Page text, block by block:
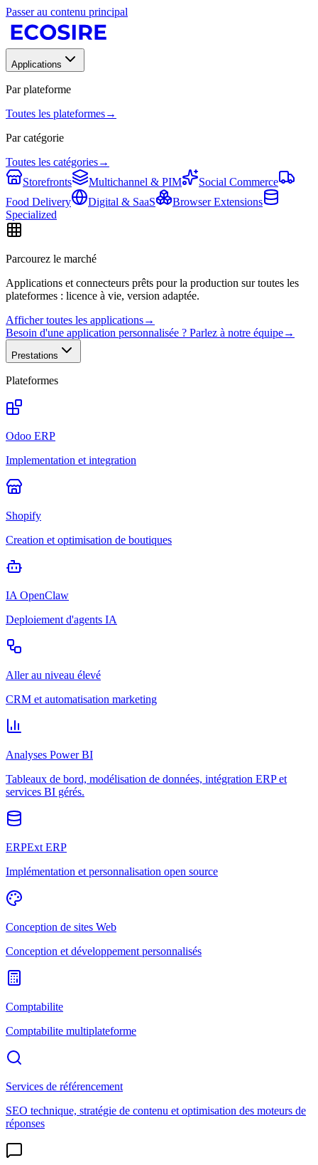
Passer au contenu principal
Applications
Par plateforme
Toutes les plateformes→
Par catégorie
Toutes les catégories→
Storefronts
Multichannel & PIM
Social Commerce
Food Delivery
Digital & SaaS
Browser Extensions
Specialized
Parcourez le marché
Applications et connecteurs prêts pour la production sur toutes les
plateformes : licence à vie, version adaptée.
Afficher toutes les applications→
Besoin d'une application personnalisée ? Parlez à notre équipe→
Prestations
Plateformes
Odoo ERP
Implementation et integration
Shopify
Creation et optimisation de boutiques
IA OpenClaw
Deploiement d'agents IA
Aller au niveau élevé
CRM et automatisation marketing
Analyses Power BI
Tableaux de bord, modélisation de données, intégration ERP et
services BI gérés.
ERPExt ERP
Implémentation et personnalisation open source
Conception de sites Web
Conception et développement personnalisés
Comptabilite
Comptabilite multiplateforme
Services de référencement
SEO technique, stratégie de contenu et optimisation des moteurs de
réponses